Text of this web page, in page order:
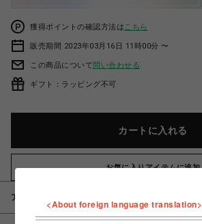
獲得ポイントの確認方法は こちら
販売期間 2023年03月16日 11時00分 〜
この商品について問い合わせる
ギフト：ラッピング不可
カートに入れる
お気に入りアイテムに追加
アイテム説明 / 素材
<About foreign language translation>